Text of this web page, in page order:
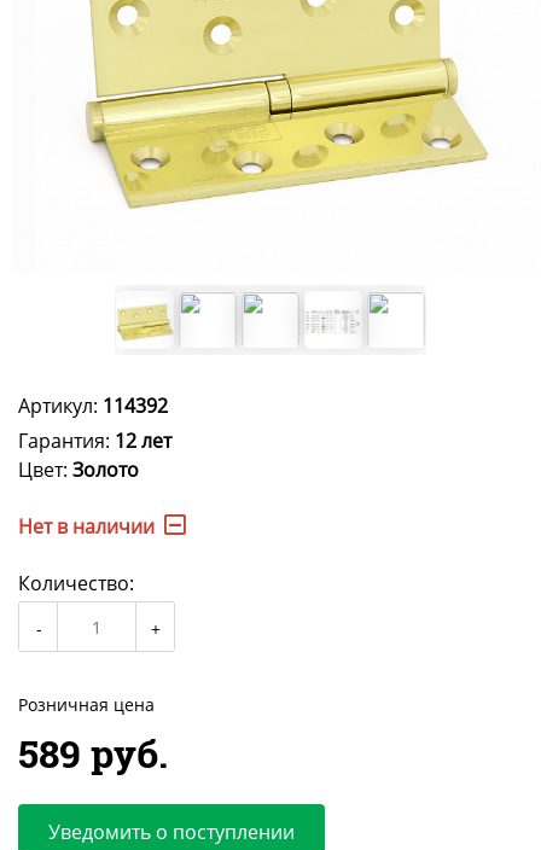
Артикул: 114392
Гарантия: 12 лет
Цвет: Золото
Нет в наличии
Количество:
Розничная цена
589 руб.
Уведомить о поступлении